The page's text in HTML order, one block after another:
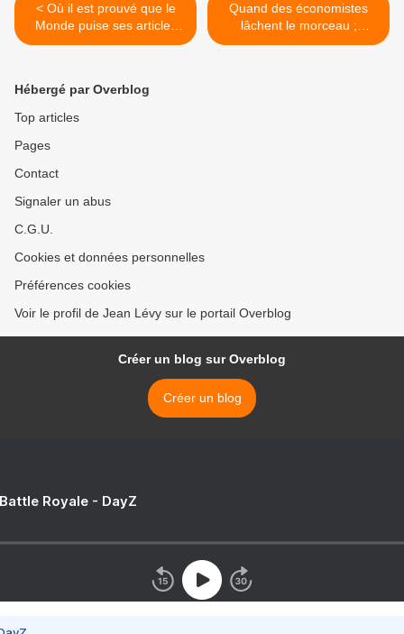
< Où il est prouvé que le
Monde puise ses articles
sur la Chine dans le marigot
Quand des économistes
lâchent le morceau ;
"L'objectif, en supprimant
Hébergé par Overblog
Top articles
Pages
Contact
Signaler un abus
C.G.U.
Cookies et données personnelles
Préférences cookies
Voir le profil de Jean Lévy sur le portail Overblog
Créer un blog sur Overblog
Créer un blog
Royale - DayZ